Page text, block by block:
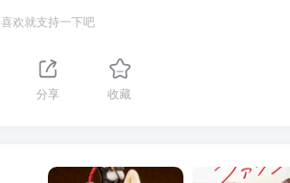
喜欢就支持一下吧
分享 收藏